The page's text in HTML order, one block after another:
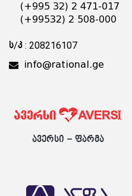
(+995 32) 2 471-017
(+99532) 2 508-000
ს/კ : 208216107
info@rational.ge
ავერსი – ფარმა